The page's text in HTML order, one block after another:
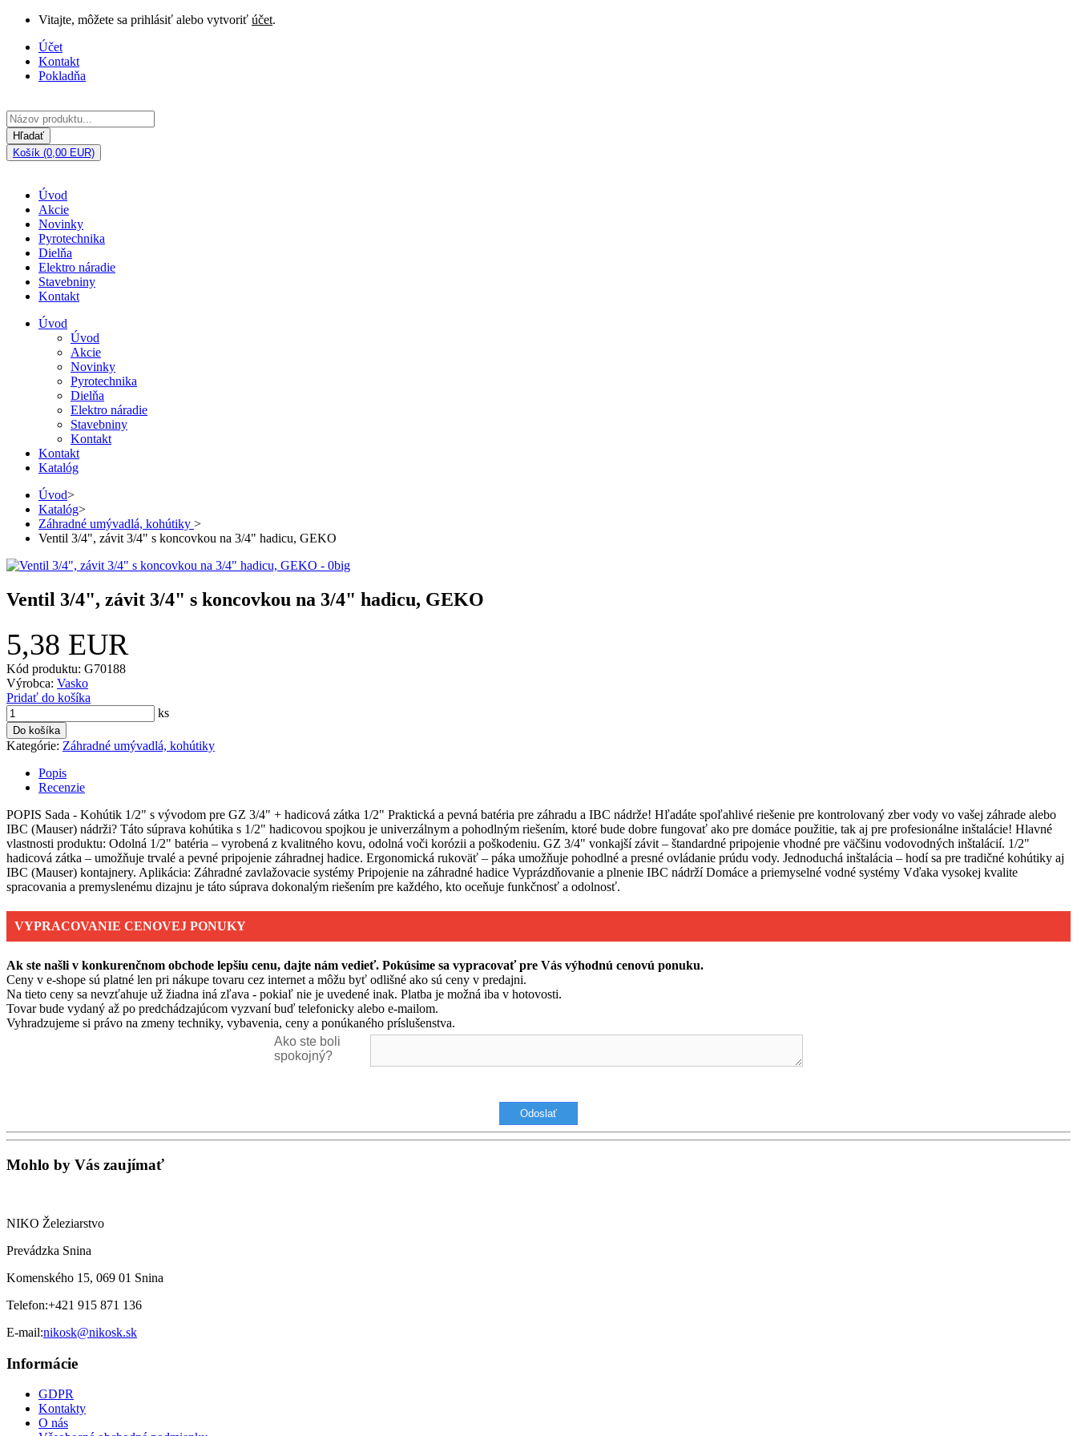
Vitajte, môžete sa prihlásiť alebo vytvoriť účet.
Účet
Kontakt
Pokladňa
Hľadať
Košík (0,00 EUR)
Úvod
Akcie
Novinky
Pyrotechnika
Dielňa
Elektro náradie
Stavebniny
Kontakt
Úvod
Úvod
Akcie
Novinky
Pyrotechnika
Dielňa
Elektro náradie
Stavebniny
Kontakt
Kontakt
Katalóg
Úvod>
Katalóg>
Záhradné umývadlá, kohútiky >
Ventil 3/4", závit 3/4" s koncovkou na 3/4" hadicu, GEKO
Ventil 3/4", závit 3/4" s koncovkou na 3/4" hadicu, GEKO
5,38 EUR
Kód produktu: G70188
Výrobca: Vasko
Pridať do košíka
ks
Do košíka
Kategórie: Záhradné umývadlá, kohútiky
Popis
Recenzie
POPIS Sada - Kohútik 1/2" s vývodom pre GZ 3/4" + hadicová zátka 1/2" Praktická a pevná batéria pre záhradu a IBC nádrže! Hľadáte spoľahlivé riešenie pre kontrolovaný zber vody vo vašej záhrade alebo
IBC (Mauser) nádrži? Táto súprava kohútika s 1/2" hadicovou spojkou je univerzálnym a pohodlným riešením, ktoré bude dobre fungovať ako pre domáce použitie, tak aj pre profesionálne inštalácie! Hlavné
vlastnosti produktu: Odolná 1/2" batéria – vyrobená z kvalitného kovu, odolná voči korózii a poškodeniu. GZ 3/4" vonkajší závit – štandardné pripojenie vhodné pre väčšinu vodovodných inštalácií. 1/2"
hadicová zátka – umožňuje trvalé a pevné pripojenie záhradnej hadice. Ergonomická rukoväť – páka umožňuje pohodlné a presné ovládanie prúdu vody. Jednoduchá inštalácia – hodí sa pre tradičné kohútiky aj
IBC (Mauser) kontajnery. Aplikácia: Záhradné zavlažovacie systémy Pripojenie na záhradné hadice Vyprázdňovanie a plnenie IBC nádrží Domáce a priemyselné vodné systémy Vďaka vysokej kvalite
spracovania a premyslenému dizajnu je táto súprava dokonalým riešením pre každého, kto oceňuje funkčnosť a odolnosť.
VYPRACOVANIE CENOVEJ PONUKY
Ak ste našli v konkurenčnom obchode lepšiu cenu, dajte nám vedieť. Pokúsime sa vypracovať pre Vás výhodnú cenovú ponuku.
Ceny v e-shope sú platné len pri nákupe tovaru cez internet a môžu byť odlišné ako sú ceny v predajni.
Na tieto ceny sa nevzťahuje už žiadna iná zľava - pokiaľ nie je uvedené inak. Platba je možná iba v hotovosti.
Tovar bude vydaný až po predchádzajúcom vyzvaní buď telefonicky alebo e-mailom.
Vyhradzujeme si právo na zmeny techniky, vybavenia, ceny a ponúkaného príslušenstva.
Ako ste boli
spokojný?
Mohlo by Vás zaujímať
NIKO Železiarstvo
Prevádzka Snina
Komenského 15, 069 01 Snina
Telefon:+421 915 871 136
E-mail:nikosk@nikosk.sk
Informácie
GDPR
Kontakty
O nás